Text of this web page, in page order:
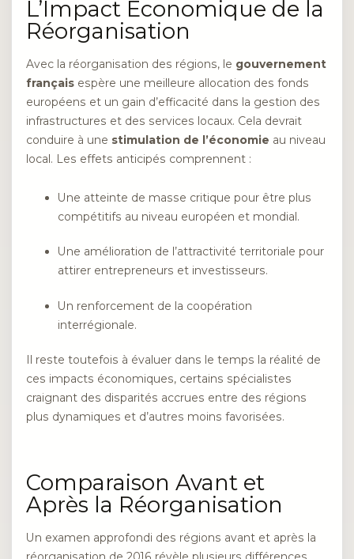
L’Impact Économique de la
Réorganisation
Avec la réorganisation des régions, le gouvernement
français espère une meilleure allocation des fonds
européens et un gain d’efficacité dans la gestion des
infrastructures et des services locaux. Cela devrait
conduire à une stimulation de l’économie au niveau
local. Les effets anticipés comprennent :
Une atteinte de masse critique pour être plus
compétitifs au niveau européen et mondial.
Une amélioration de l’attractivité territoriale pour
attirer entrepreneurs et investisseurs.
Un renforcement de la coopération
interrégionale.
Il reste toutefois à évaluer dans le temps la réalité de
ces impacts économiques, certains spécialistes
craignant des disparités accrues entre des régions
plus dynamiques et d’autres moins favorisées.
Comparaison Avant et
Après la Réorganisation
Un examen approfondi des régions avant et après la